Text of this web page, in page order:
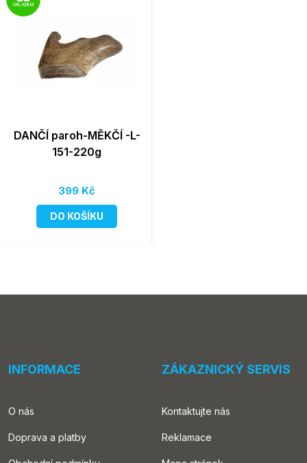
SKLADEM
DANČÍ paroh-MĚKČÍ -L-
151-220g
399 Kč
DO KOŠÍKU
INFORMACE
O nás
Doprava a platby
ZÁKAZNICKÝ SERVIS
Kontaktujte nás
Reklamace